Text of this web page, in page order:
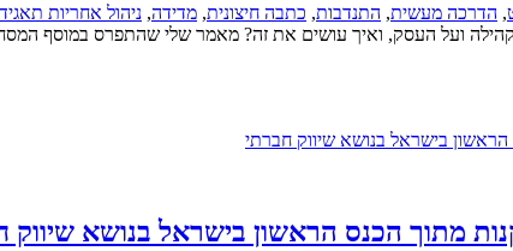
, הדרכה מעשית, התנדבות, כתבה חיצונית, מדידה, ניהול אחריות
ועל העסק, ואיך עושים את זה? מאמר שלי שהתפרס במוסף
מתוך הכנס הראשון בישראל בנושא שיווק